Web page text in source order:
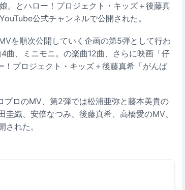
。とハロー！プロジェクト・キッズ＋後藤真
公式チャンネルで公開された。
を順次公開していく企画の第5弾として行わ
曲、ミニモニ。の楽曲12曲、さらに映画「仔
プロジェクト・キッズ＋後藤真希「がんば
ロのMV、第2弾では松浦亜弥と藤本美貴の
織、安倍なつみ、後藤真希、高橋愛のMV、
れた。